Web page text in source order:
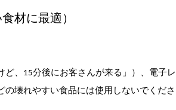
材に最適）
、15分後にお客さんが来る」）、電子
壊れやすい食品には使用しないでくださ